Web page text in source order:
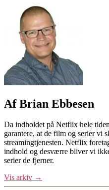
Af Brian Ebbesen
Da indholdet på Netflix hele
garantere, at de film og serier vi
streamingtjenesten. Netflix
indhold og desværre bliver vi
serier de fjerner.
Vis arkiv →